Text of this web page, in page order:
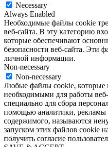
Necessary
Always Enabled
Необходимые файлы cookie
веб-сайта. В эту категорию
которые обеспечивают
безопасности веб-сайта. Эти
личной информации.
Non-necessary
Non-necessary
Любые файлы cookie, которые
необходимыми для работы
специально для сбора
помощью аналитики, рекламы
содержимого, называются
запуском этих файлов cookie
получить согласие